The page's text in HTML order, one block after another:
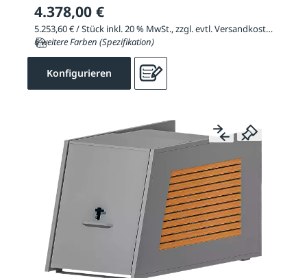
4.378,00 €
5.253,60 € / Stück inkl. 20 % MwSt., zzgl. evtl. Versandkosten
6 weitere Farben (Spezifikation)
Konfigurieren